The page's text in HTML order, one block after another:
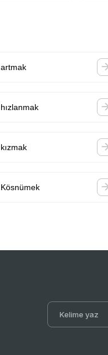
artmak
hızlanmak
kızmak
Kösnümek